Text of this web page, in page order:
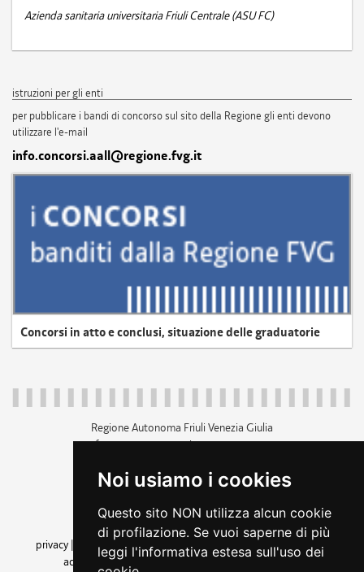
Noi usiamo i cookies
Questo sito NON utilizza alcun cookie
di profilazione. Se vuoi saperne di più
leggi l'informativa estesa sull'uso dei
Azienda sanitaria universitaria Friuli Centrale (ASU FC)
istruzioni per gli enti
per pubblicare i bandi di concorso sul sito della Regione gli enti devono
utilizzare l'e-mail
info.concorsi.aall@regione.fvg.it
Concorsi in atto e conclusi, situazione delle graduatorie
Regione Autonoma Friuli Venezia Giulia
c.f. 80014930327; p.iva 00526040324
+39 040 3771111
amministrazione trasparente
privacy
cookie |note legali accessibilità
dichiarazione di
accessibilità| feedback cambio preferenze cookie